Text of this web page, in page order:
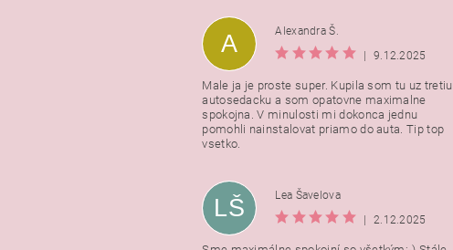
A
Alexandra Š.
9.12.2025
Male ja je proste super. Kupila som tu uz tretiu
autosedacku a som opatovne maximalne
spokojna. V minulosti mi dokonca jednu
pomohli nainstalovat priamo do auta. Tip top
vsetko.
LŠ
Lea Šavelova
2.12.2025